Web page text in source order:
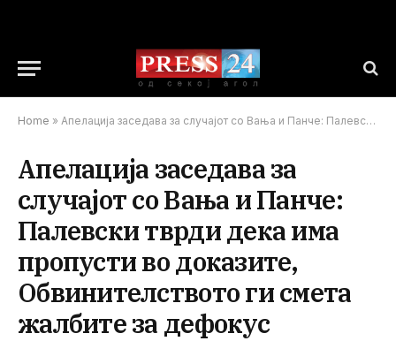
Home » Апелација заседава за случајот со Вања и Панче: Палевски тврди дека има пропусти во доказите, Обвинителството ги смета жалбите за дефокус
Апелација заседава за
случајот со Вања и Панче:
Палевски тврди дека има
пропусти во доказите,
Обвинителството ги смета
жалбите за дефокус